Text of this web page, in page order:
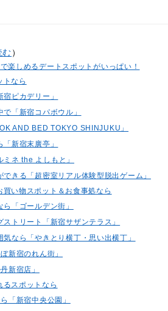
む ）
楽しめるデートスポットがいっぱい！
トなら
ピカデリー」
「新宿コパボウル」
AND BED TOKYO SHINJUKU」
新宿末廣亭」
ネ the よしもと」
きる「超密室リアル体験型脱出ゲーム」
い物スポット＆お食事処なら
「ゴールデン街」
トリート「新宿サザンテラス」
なら「やきとり横丁・思い出横丁」
新宿のれん街」
新宿店」
るスポットなら
「新宿中央公園」